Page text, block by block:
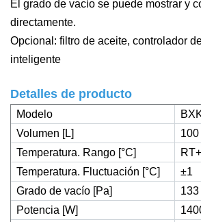
El grado de vacío se puede mostrar y
directamente.
Opcional: filtro de aceite, controlador
inteligente
Detalles de producto
Modelo
Volumen [L]
100
Temperatura. Rango [°C]
Temperatura. Fluctuación [°C]
±1
Grado de vacío [Pa]
133
Potencia [W]